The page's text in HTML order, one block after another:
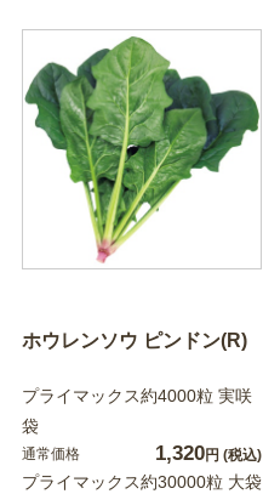
ホウレンソウ ピンドン(R)
プライマックス約4000粒 実咲
袋
通常価格 1,320円 (税込)
プライマックス約30000粒 大袋